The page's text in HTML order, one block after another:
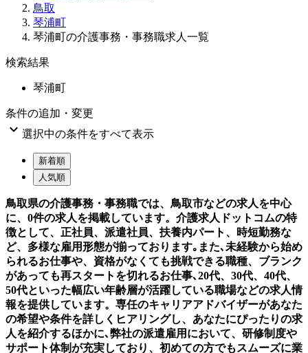
鳥取
琴浦町
琴浦町の介護事務・事務職求人一覧
検索結果
琴浦町
条件の追加・変更
 選択中の条件をすべて表示
新着順
人気順
鳥取県の介護事務・事務職では、鳥取市などの求人を中心
に、0件の求人を掲載しています。介護求人ドットコムの特
徴として、正社員、派遣社員、扶養内パート、時短勤務な
ど、多様な雇用形態が揃っております｡また､未経験から始め
られるお仕事や、資格がなくても挑戦できる職種、ブランク
があっても再スタートを切れるお仕事､20代、30代、40代、
50代といった幅広い年齢層が活躍している職場などの求人情
報を提供しています。専任のキャリアアドバイザーがあなた
の希望や条件を詳しくヒアリングし、あなたにぴったりの求
人を紹介するほかに､弊社の派遣雇用において、研修制度や
サポート体制が充実しており、初めての方でもスムーズに業